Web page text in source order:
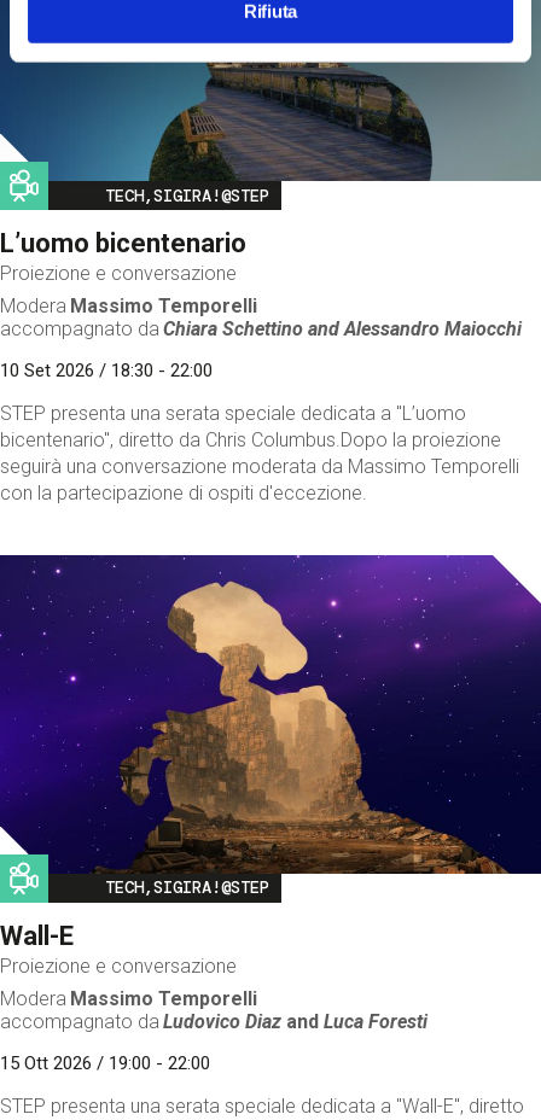
Rifiuta
Image
TECH,SIGIRA!@STEP
L’uomo bicentenario
Proiezione e conversazione
Modera Massimo Temporelli
accompagnato da Chiara Schettino andAlessandro Maiocchi
10 Set 2026 / 18:30 - 22:00
STEP presenta una serata speciale dedicata a "L’uomo
bicentenario", diretto da Chris Columbus.Dopo la proiezione
seguirà una conversazione moderata da Massimo Temporelli
con la partecipazione di ospiti d'eccezione.
Image
TECH,SIGIRA!@STEP
Wall-E
Proiezione e conversazione
Modera Massimo Temporelli
accompagnato da Ludovico Diaz andLuca Foresti
15 Ott 2026 / 19:00 - 22:00
STEP presenta una serata speciale dedicata a "Wall-E", diretto